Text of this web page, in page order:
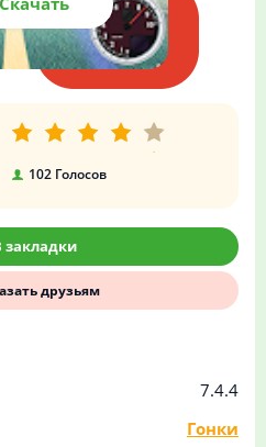
7.4.4
Гонки
102Голосов
закладки
друзьям